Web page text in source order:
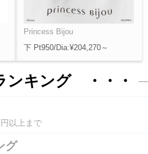
Princess Bijou
下 Pt950/Dia:¥204,270～
ンキング ・・・
以上まで
グ